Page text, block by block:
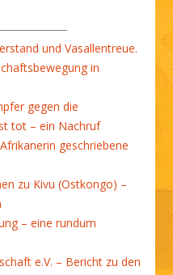
und Vasallentreue.
in
gegen die
tot – ein Nachruf
geschriebene
zu Kivu (Ostkongo) –
– eine rundum
e.V. – Bericht zu den